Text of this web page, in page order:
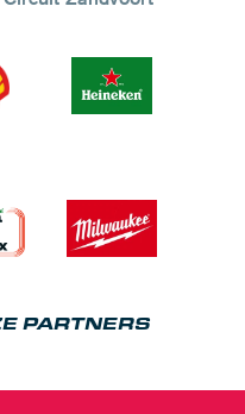
PARTNERS